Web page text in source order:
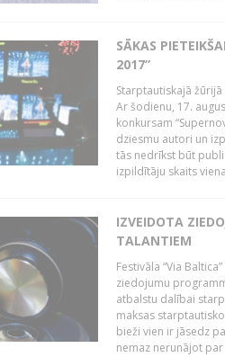
SĀKAS
2017”
Starptautiskajā
Ar šodienu, 17.
konkursam
dziesmu autori un
tās nedrīkst būt
izpildītāju skaits
IZVEIDOTA
TALANTIEM
Festivāla “Via
ziedojumu
atbalstu dalībai
maksas
bieži vien ir jāsedz
nemaz nerunājot